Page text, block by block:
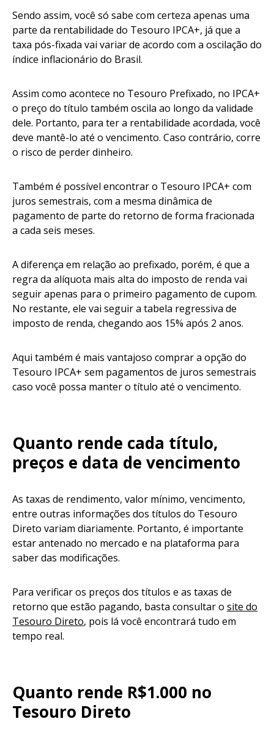
Sendo assim, você só sabe com certeza apenas uma
parte da rentabilidade do Tesouro IPCA+, já que a
taxa pós-fixada vai variar de acordo com a oscilação do
índice inflacionário do Brasil.
Assim como acontece no Tesouro Prefixado, no IPCA+
o preço do título também oscila ao longo da validade
dele. Portanto, para ter a rentabilidade acordada, você
deve mantê-lo até o vencimento. Caso contrário, corre
o risco de perder dinheiro.
Também é possível encontrar o Tesouro IPCA+ com
juros semestrais, com a mesma dinâmica de
pagamento de parte do retorno de forma fracionada
a cada seis meses.
A diferença em relação ao prefixado, porém, é que a
regra da alíquota mais alta do imposto de renda vai
seguir apenas para o primeiro pagamento de cupom.
No restante, ele vai seguir a tabela regressiva de
imposto de renda, chegando aos 15% após 2 anos.
Aqui também é mais vantajoso comprar a opção do
Tesouro IPCA+ sem pagamentos de juros semestrais
caso você possa manter o título até o vencimento.
Quanto rende cada título,
preços e data de vencimento
As taxas de rendimento, valor mínimo, vencimento,
entre outras informações dos títulos do Tesouro
Direto variam diariamente. Portanto, é importante
estar antenado no mercado e na plataforma para
saber das modificações.
Para verificar os preços dos títulos e as taxas de
retorno que estão pagando, basta consultar o site do
Tesouro Direto, pois lá você encontrará tudo em
tempo real.
Quanto rende R$1.000 no
Tesouro Direto